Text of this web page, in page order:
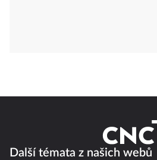
Další témata z našich webů